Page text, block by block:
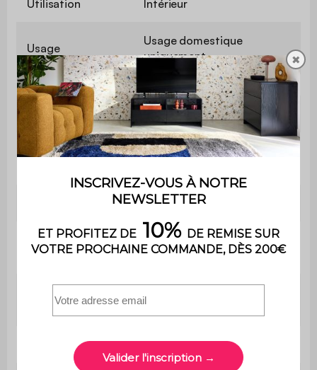
Utilisation Intérieur
Usage
Usage domestique
uniquement
Garantie 2 ans
Buffet
L 80 x P 39 x
Epaisseur des panneaux
Portes
L 49,5 x H
37,5cm
Rangements
Hauteur entre les étagères 22cm
✖